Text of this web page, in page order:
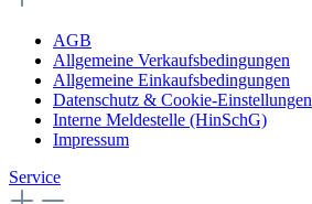
AGB
Allgemeine Verkaufsbedingungen
Allgemeine Einkaufsbedingungen
Datenschutz & Cookie-Einstellungen
Interne Meldestelle (HinSchG)
Impressum
Service